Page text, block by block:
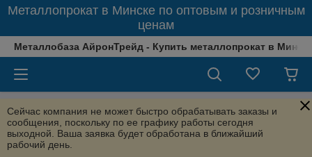
Металлопрокат в Минске по оптовым и розничным
ценам
Металлобаза АйронТрейд - Купить металлопрокат в
Сейчас компания не может быстро обрабатывать заказы и
сообщения, поскольку по ее графику работы сегодня
выходной. Ваша заявка будет обработана в ближайший
рабочий день.